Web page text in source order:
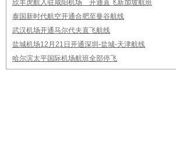
欣丰虎航入驻咸阳机场 开通直飞新加坡航班
泰国新时代航空开通合肥至曼谷航线
武汉机场开通马尔代夫直飞航线
盐城机场12月21日开通深圳-盐城-天津航线
哈尔滨太平国际机场航班全部停飞